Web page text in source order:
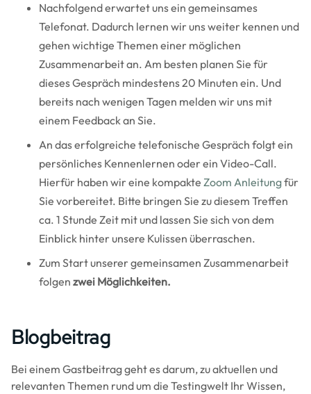
Nachfolgend erwartet uns ein gemeinsames
Telefonat. Dadurch lernen wir uns weiter kennen und
gehen wichtige Themen einer möglichen
Zusammenarbeit an. Am besten planen Sie für
dieses Gespräch mindestens 20 Minuten ein. Und
bereits nach wenigen Tagen melden wir uns mit
einem Feedback an Sie.
An das erfolgreiche telefonische Gespräch folgt ein
persönliches Kennenlernen oder ein Video-Call.
Hierfür haben wir eine kompakte Zoom Anleitungfür
Sie vorbereitet. Bitte bringen Sie zu diesem Treffen
ca. 1 Stunde Zeit mit und lassen Sie sich von dem
Einblick hinter unsere Kulissen überraschen.
Zum Start unserer gemeinsamen Zusammenarbeit
folgen zwei Möglichkeiten.
Blogbeitrag
Bei einem Gastbeitrag geht es darum, zu aktuellen und
relevanten Themen rund um die Testingwelt Ihr Wissen,